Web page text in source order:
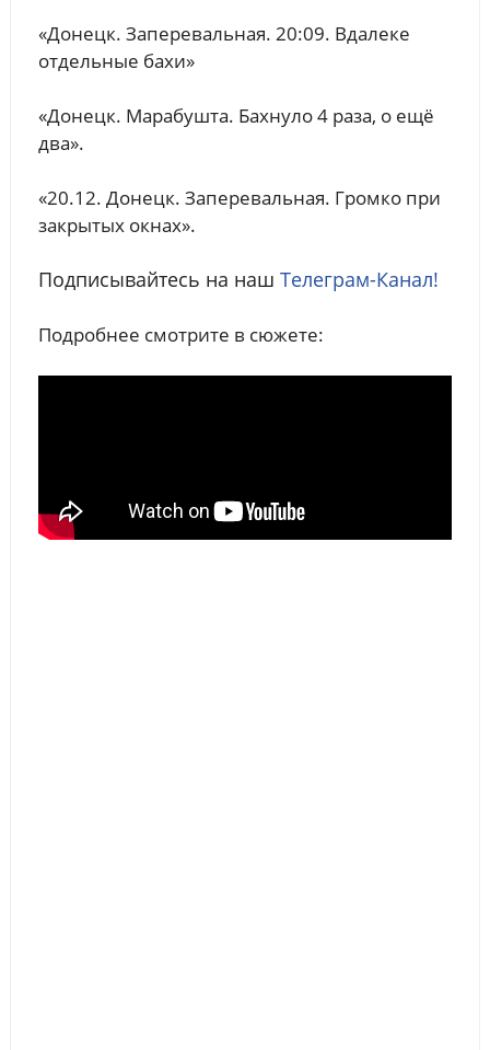
«Донецк. Заперевальная. 20:09. Вдалеке
отдельные бахи»
«Донецк. Марабушта. Бахнуло 4 раза, о ещё
два».
«20.12. Донецк. Заперевальная. Громко при
закрытых окнах».
Подписывайтесь на наш Телеграм-Канал!
Подробнее смотрите в сюжете: